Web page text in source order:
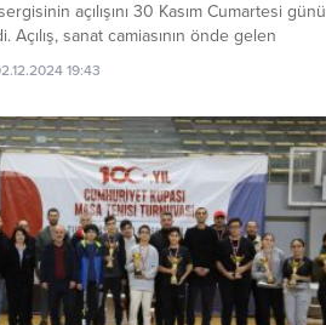
açılışını 30 Kasım Cumartesi günü
Açılış, sanat camiasının önde gelen
katılımıyla yapıldı. Kokteyl
etkinlikte, katılımcılar Kına’nın
Sanatçı Mehmet Kına, sergi hakkında...
19:43